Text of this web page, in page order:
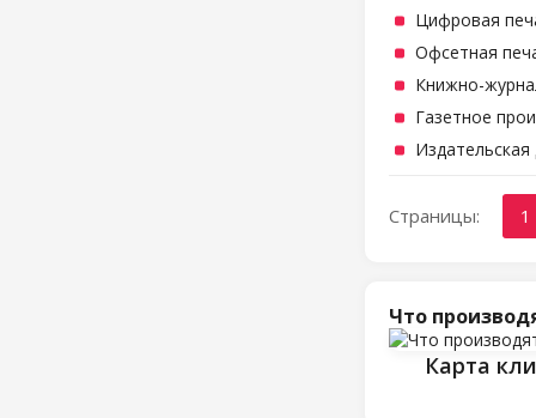
Цифровая
Офсетная
Книжно-
Газетное
Страницы: 1
Что
Карта